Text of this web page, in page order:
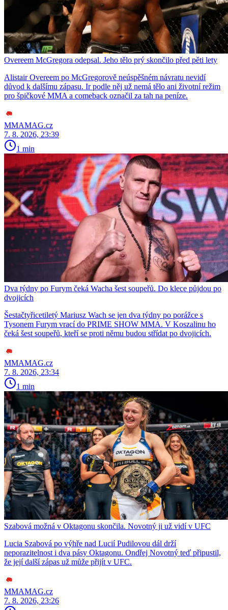
Overeem McGregora odepsal. Jeho tělo prý skončilo před pěti lety
Alistair Overeem po McGregorově neúspěšném návratu nevidí
důvod k dalšímu zápasu. Ir podle něj už nemá tělo ani životní režim
pro špičkové MMA a comeback označil za tah na peníze.
MMAMAG.cz
7. 8. 2026, 23:39
1 min
Dva týdny po Furym čeká Wacha šest soupeřů. Do klece půjdou po
dvojicích
Šestačtyřicetiletý Mariusz Wach se jen dva týdny po porážce s
Tysonem Furym vrací do PRIME SHOW MMA. V Koszalinu ho
čeká šest soupeřů, kteří se proti němu budou střídat po dvojicích.
MMAMAG.cz
7. 8. 2026, 23:34
1 min
Szabová možná v Oktagonu skončila. Novotný ji už vidí v UFC
Lucia Szabová po výhře nad Lucií Pudilovou dál drží
neporazitelnost i dva pásy Oktagonu. Ondřej Novotný teď připustil,
že její další zápas už může přijít v UFC.
MMAMAG.cz
7. 8. 2026, 23:26